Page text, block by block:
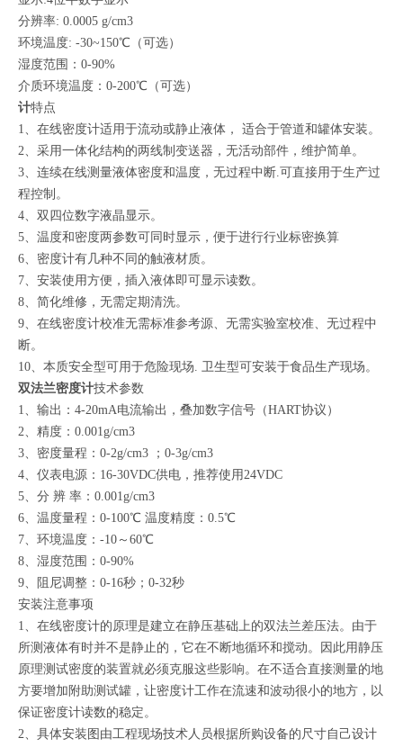
分辨率: 0.0005 g/cm3
环境温度: -30~150℃（可选）
湿度范围：0-90%
介质环境温度：0-200℃（可选）
计特点
1、在线密度计适用于流动或静止液体， 适合于管道和罐体安装。
2、采用一体化结构的两线制变送器，无活动部件，维护简单。
3、连续在线测量液体密度和温度，无过程中断.可直接用于生产过
程控制。
4、双四位数字液晶显示。
5、温度和密度两参数可同时显示，便于进行行业标密换算
6、密度计有几种不同的触液材质。
7、安装使用方便，插入液体即可显示读数。
8、简化维修，无需定期清洗。
9、在线密度计校准无需标准参考源、无需实验室校准、无过程中
断。
10、本质安全型可用于危险现场. 卫生型可安装于食品生产现场。
双法兰密度计技术参数
1、输出：4-20mA电流输出，叠加数字信号（HART协议）
2、精度：0.001g/cm3
3、密度量程：0-2g/cm3 ；0-3g/cm3
4、仪表电源：16-30VDC供电，推荐使用24VDC
5、分 辨 率：0.001g/cm3
6、温度量程：0-100℃ 温度精度：0.5℃
7、环境温度：-10～60℃
8、湿度范围：0-90%
9、阻尼调整：0-16秒；0-32秒
安装注意事项
1、在线密度计的原理是建立在静压基础上的双法兰差压法。由于
所测液体有时并不是静止的，它在不断地循环和搅动。因此用静压
原理测试密度的装置就必须克服这些影响。在不适合直接测量的地
方要增加附助测试罐，让密度计工作在流速和波动很小的地方，以
保证密度计读数的稳定。
2、具体安装图由工程现场技术人员根据所购设备的尺寸自己设计